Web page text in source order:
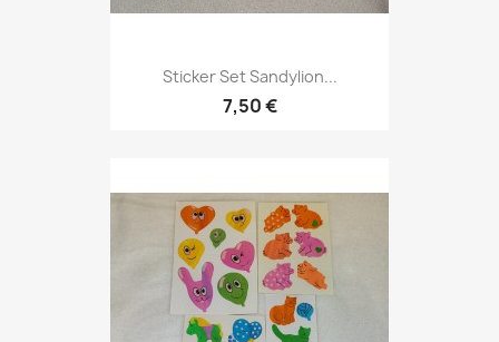
Sticker Set Sandylion...
7,50 €